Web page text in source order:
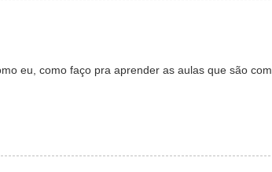
eu, como faço pra aprender as aulas que são com